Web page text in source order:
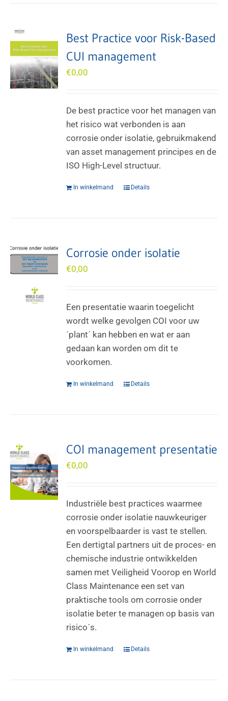
Best Practice voor Risk-Based
CUI management
€0,00
De best practice voor het managen van
het risico wat verbonden is aan
corrosie onder isolatie, gebruikmakend
van asset management principes en de
ISO High-Level structuur.
In winkelmand Details
Corrosie onder isolatie
€0,00
Een presentatie waarin toegelicht
wordt welke gevolgen COI voor uw
´plant´ kan hebben en wat er aan
gedaan kan worden om dit te
voorkomen.
In winkelmand Details
COI management presentatie
€0,00
Industriële best practices waarmee
corrosie onder isolatie nauwkeuriger
en voorspelbaarder is vast te stellen.
Een dertigtal partners uit de proces- en
chemische industrie ontwikkelden
samen met Veiligheid Voorop en World
Class Maintenance een set van
praktische tools om corrosie onder
isolatie beter te managen op basis van
risico´s.
In winkelmand Details